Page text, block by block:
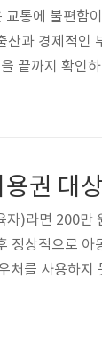
통에 불편함
과 경제적인
끝까지 확인
라면 누구나
확인된 다문..
)라면 200만
정상적으로
처를 사용하지
대상으로는